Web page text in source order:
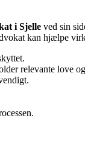
i Sjelle ved sin
kan hjælpe
relevante love